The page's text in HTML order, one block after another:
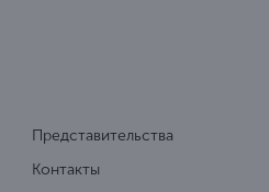
Представительства
Контакты